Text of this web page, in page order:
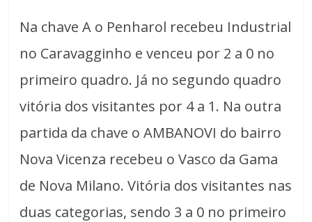
Na chave A o Penharol recebeu Industrial
no Caravagginho e venceu por 2 a 0 no
primeiro quadro. Já no segundo quadro
vitória dos visitantes por 4 a 1. Na outra
partida da chave o AMBANOVI do bairro
Nova Vicenza recebeu o Vasco da Gama
de Nova Milano. Vitória dos visitantes nas
duas categorias, sendo 3 a 0 no primeiro